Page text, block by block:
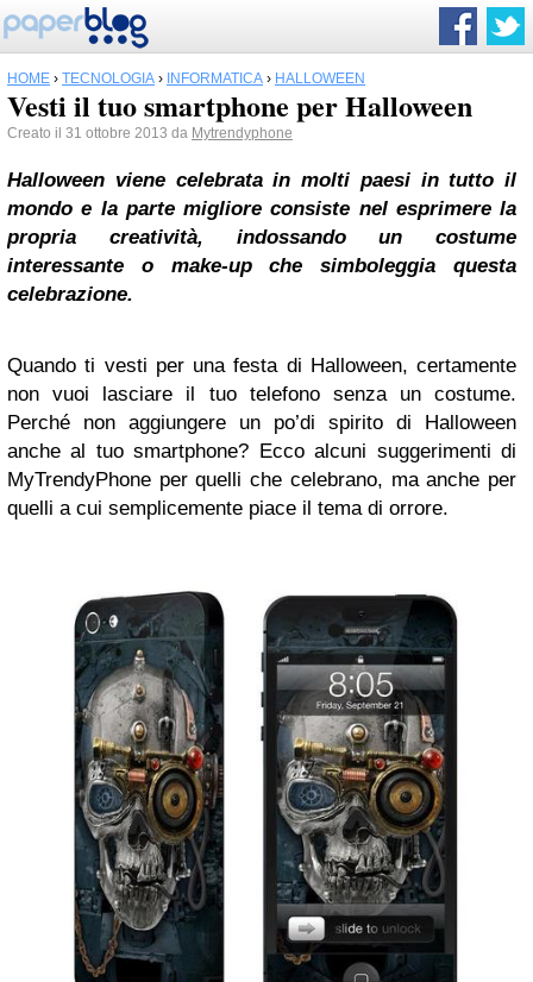
HOME › TECNOLOGIA › INFORMATICA › HALLOWEEN
Vesti il tuo smartphone per Halloween
Creato il 31 ottobre 2013 da Mytrendyphone
Halloween viene celebrata in molti paesi in tutto il
mondo e la parte migliore consiste nel esprimere la
propria creatività, indossando un costume
interessante o make-up che simboleggia questa
celebrazione.
Quando ti vesti per una festa di Halloween, certamente
non vuoi lasciare il tuo telefono senza un costume.
Perché non aggiungere un po’di spirito di Halloween
anche al tuo smartphone? Ecco alcuni suggerimenti di
MyTrendyPhone per quelli che celebrano, ma anche per
quelli a cui semplicemente piace il tema di orrore.